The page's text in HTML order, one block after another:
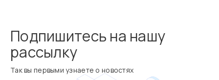
Подпишитесь на нашу
рассылку
Так вы первыми узнаете о новостях